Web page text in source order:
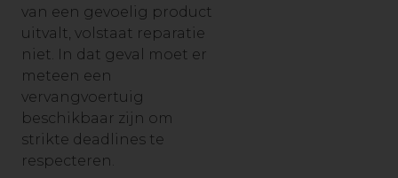
van een gevoelig product
uitvalt, volstaat reparatie
niet. In dat geval moet er
meteen een
vervangvoertuig
beschikbaar zijn om
strikte deadlines te
respecteren.